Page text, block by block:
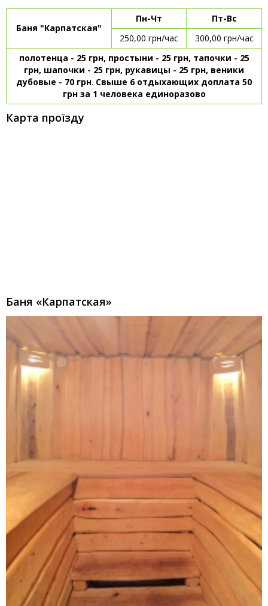
Баня "Карпатская"
Пн-Чт
Пт-Вс
250,00 грн/час
300,00 грн/час
полотенца - 25 грн, простыни - 25 грн, тапочки - 25
грн, шапочки - 25 грн, рукавицы - 25 грн, веники
дубовые - 70 грн. Свыше 6 отдыхающих доплата 50
грн за 1 человека единоразово
Карта проїзду
Баня «Карпатская»